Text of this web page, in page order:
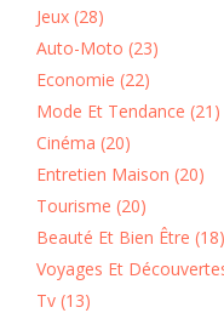
Jeux (28)
Auto-Moto (23)
Economie (22)
Mode Et Tendance (21)
Cinéma (20)
Entretien Maison (20)
Tourisme (20)
Beauté Et Bien Être (18)
Voyages Et
Tv (13)